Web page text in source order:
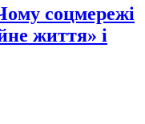
соцмережі
життя» і